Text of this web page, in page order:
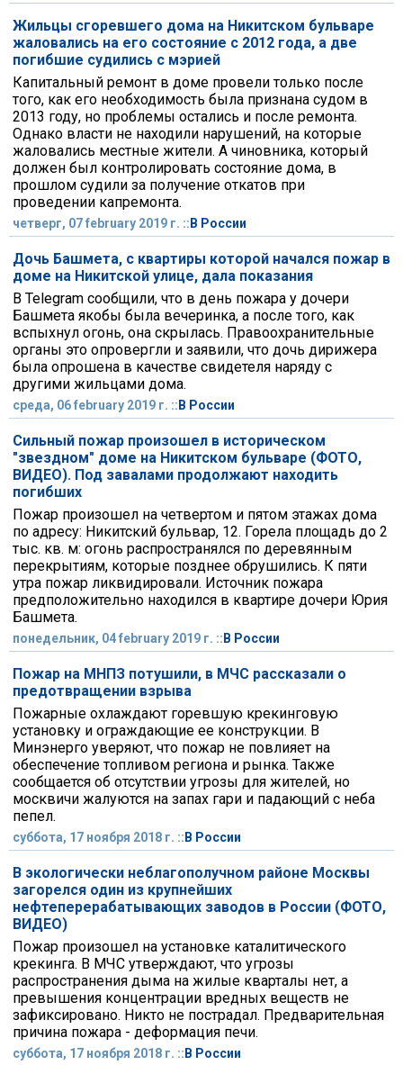
Жильцы сгоревшего дома на Никитском бульваре
жаловались на его состояние с 2012 года, а две
погибшие судились с мэрией
Капитальный ремонт в доме провели только после
того, как его необходимость была признана судом в
2013 году, но проблемы остались и после ремонта.
Однако власти не находили нарушений, на которые
жаловались местные жители. А чиновника, который
должен был контролировать состояние дома, в
прошлом судили за получение откатов при
проведении капремонта.
четверг, 07 february 2019 г. :: В России
Дочь Башмета, с квартиры которой начался пожар в
доме на Никитской улице, дала показания
В Telegram сообщили, что в день пожара у дочери
Башмета якобы была вечеринка, а после того, как
вспыхнул огонь, она скрылась. Правоохранительные
органы это опровергли и заявили, что дочь дирижера
была опрошена в качестве свидетеля наряду с
другими жильцами дома.
среда, 06 february 2019 г. :: В России
Сильный пожар произошел в историческом
"звездном" доме на Никитском бульваре (ФОТО,
ВИДЕО). Под завалами продолжают находить
погибших
Пожар произошел на четвертом и пятом этажах дома
по адресу: Никитский бульвар, 12. Горела площадь до 2
тыс. кв. м: огонь распространялся по деревянным
перекрытиям, которые позднее обрушились. К пяти
утра пожар ликвидировали. Источник пожара
предположительно находился в квартире дочери Юрия
Башмета.
понедельник, 04 february 2019 г. :: В России
Пожар на МНПЗ потушили, в МЧС рассказали о
предотвращении взрыва
Пожарные охлаждают горевшую крекинговую
установку и ограждающие ее конструкции. В
Минэнерго уверяют, что пожар не повлияет на
обеспечение топливом региона и рынка. Также
сообщается об отсутствии угрозы для жителей, но
москвичи жалуются на запах гари и падающий с неба
пепел.
суббота, 17 ноября 2018 г. :: В России
В экологически неблагополучном районе Москвы
загорелся один из крупнейших
нефтеперерабатывающих заводов в России (ФОТО,
ВИДЕО)
Пожар произошел на установке каталитического
крекинга. В МЧС утверждают, что угрозы
распространения дыма на жилые кварталы нет, а
превышения концентрации вредных веществ не
зафиксировано. Никто не пострадал. Предварительная
причина пожара - деформация печи.
суббота, 17 ноября 2018 г. :: В России